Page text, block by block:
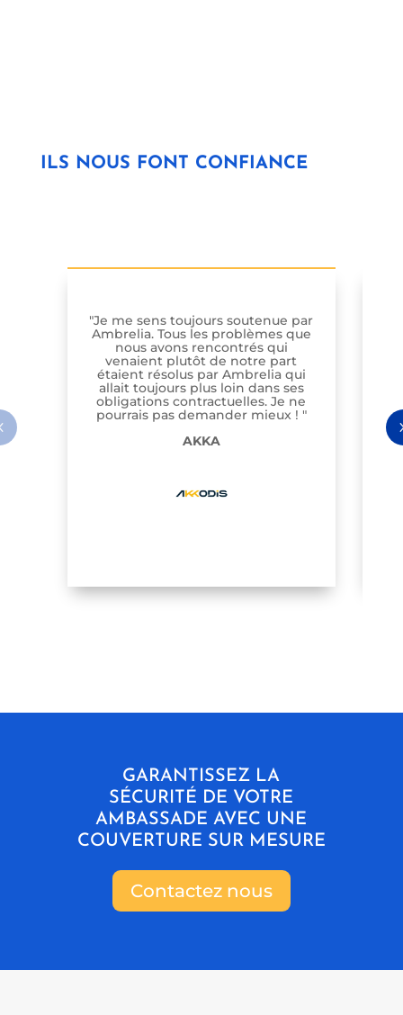
ILS NOUS FONT CONFIANCE
"Je me sens toujours soutenue par
Ambrelia. Tous les problèmes que
nous avons rencontrés qui
venaient plutôt de notre part
étaient résolus par Ambrelia qui
allait toujours plus loin dans ses
obligations contractuelles. Je ne
pourrais pas demander mieux ! "
AKKA
GARANTISSEZ LA
SÉCURITÉ DE VOTRE
AMBASSADE AVEC UNE
COUVERTURE SUR MESURE
Contactez nous